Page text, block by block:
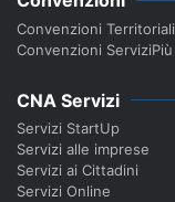
Convenzioni Territoriali
Convenzioni ServiziPiù
CNA Servizi
Servizi StartUp
Servizi alle imprese
Servizi ai Cittadini
Servizi Online